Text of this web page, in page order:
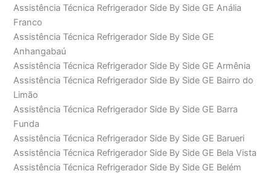
Assistência Técnica Refrigerador Side By Side GE Anália
Franco
Assistência Técnica Refrigerador Side By Side GE
Anhangabaú
Assistência Técnica Refrigerador Side By Side GE Armênia
Assistência Técnica Refrigerador Side By Side GE Bairro do
Limão
Assistência Técnica Refrigerador Side By Side GE Barra
Funda
Assistência Técnica Refrigerador Side By Side GE Barueri
Assistência Técnica Refrigerador Side By Side GE Bela Vista
Assistência Técnica Refrigerador Side By Side GE Belém